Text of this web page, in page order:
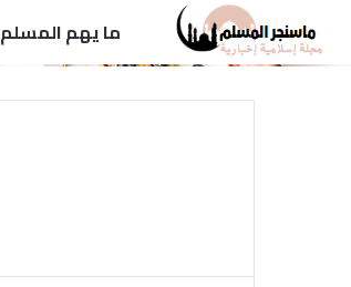
ما يهم المسلم